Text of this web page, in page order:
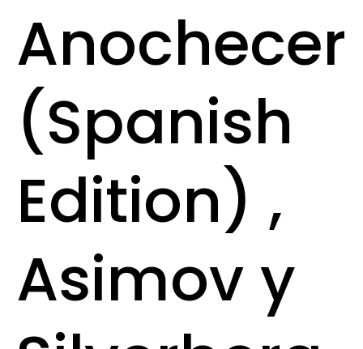
Anochecer
(Spanish
Edition) ,
Asimov y